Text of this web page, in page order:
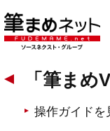
「筆ま
操作ガイドを